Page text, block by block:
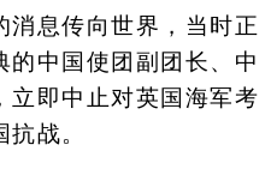
息传向世界，当时正
的中国使团副团长、中
立即中止对英国海军考
战。